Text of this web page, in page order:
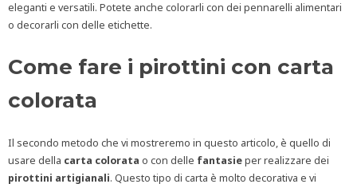
eleganti e versatili. Potete anche colorarli con dei pennarelli alimentari
o decorarli con delle etichette.
Come fare i pirottini con carta
colorata
Il secondo metodo che vi mostreremo in questo articolo, è quello di
usare della carta colorata o con delle fantasieper realizzare dei
pirottini artigianali. Questo tipo di carta è molto decorativa e vi